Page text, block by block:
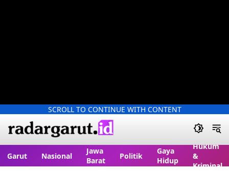
SCROLL TO CONTINUE WITH CONTENT
Garut Nasional
Jawa
Barat
Politik
Gaya
Hidup
Hukum
&
Kriminal